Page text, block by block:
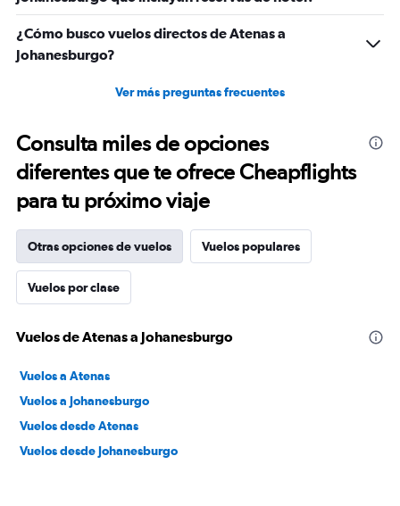
¿Cómo busco vuelos directos de Atenas a
Johanesburgo?
Ver más preguntas frecuentes
Consulta miles de opciones
diferentes que te ofrece Cheapflights
para tu próximo viaje
Otras opciones de vuelos Vuelos populares
Vuelos por clase
Vuelos de Atenas a Johanesburgo
Vuelos a Atenas
Vuelos a Johanesburgo
Vuelos desde Atenas
Vuelos desde Johanesburgo